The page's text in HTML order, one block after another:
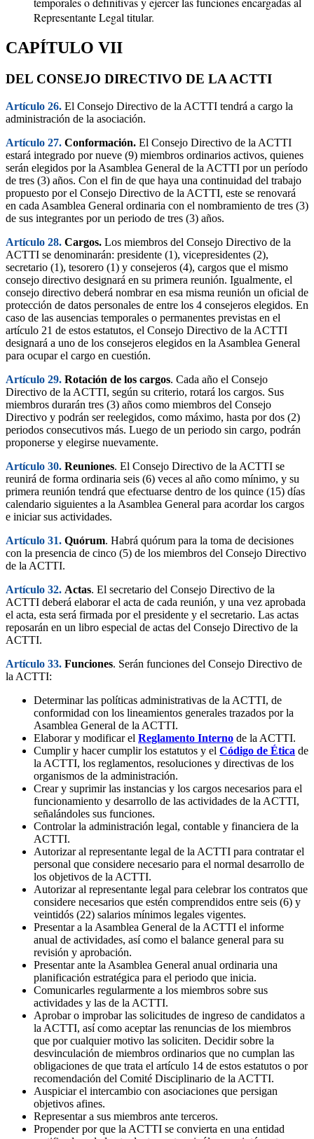
Representante Legal titular.
CAPÍTULO VII
DEL CONSEJO DIRECTIVO DE LA ACTTI
Artículo 26. El Consejo Directivo de la ACTTI tendrá a cargo la
administración de la asociación.
Artículo 27. Conformación. El Consejo Directivo de la ACTTI
estará integrado por nueve (9) miembros ordinarios activos, quienes
serán elegidos por la Asamblea General de la ACTTI por un período
de tres (3) años. Con el fin de que haya una continuidad del trabajo
propuesto por el Consejo Directivo de la ACTTI, este se renovará
en cada Asamblea General ordinaria con el nombramiento de tres (3)
de sus integrantes por un periodo de tres (3) años.
Artículo 28. Cargos. Los miembros del Consejo Directivo de la
ACTTI se denominarán: presidente (1), vicepresidentes (2),
secretario (1), tesorero (1) y consejeros (4), cargos que el mismo
consejo directivo designará en su primera reunión. Igualmente, el
consejo directivo deberá nombrar en esa misma reunión un oficial de
protección de datos personales de entre los 4 consejeros elegidos. En
caso de las ausencias temporales o permanentes previstas en el
artículo 21 de estos estatutos, el Consejo Directivo de la ACTTI
designará a uno de los consejeros elegidos en la Asamblea General
para ocupar el cargo en cuestión.
Artículo 29. Rotación de los cargos. Cada año el Consejo
Directivo de la ACTTI, según su criterio, rotará los cargos. Sus
miembros durarán tres (3) años como miembros del Consejo
Directivo y podrán ser reelegidos, como máximo, hasta por dos (2)
periodos consecutivos más. Luego de un periodo sin cargo, podrán
proponerse y elegirse nuevamente.
Artículo 30. Reuniones. El Consejo Directivo de la ACTTI se
reunirá de forma ordinaria seis (6) veces al año como mínimo, y su
primera reunión tendrá que efectuarse dentro de los quince (15) días
calendario siguientes a la Asamblea General para acordar los cargos
e iniciar sus actividades.
Artículo 31. Quórum. Habrá quórum para la toma de decisiones
con la presencia de cinco (5) de los miembros del Consejo Directivo
de la ACTTI.
Artículo 32. Actas. El secretario del Consejo Directivo de la
ACTTI deberá elaborar el acta de cada reunión, y una vez aprobada
el acta, esta será firmada por el presidente y el secretario. Las actas
reposarán en un libro especial de actas del Consejo Directivo de la
ACTTI.
Artículo 33. Funciones. Serán funciones del Consejo Directivo de
la ACTTI:
Determinar las políticas administrativas de la ACTTI, de
conformidad con los lineamientos generales trazados por la
Asamblea General de la ACTTI.
Elaborar y modificar el Reglamento Interno de la ACTTI.
Cumplir y hacer cumplir los estatutos y el Código de Ética de
la ACTTI, los reglamentos, resoluciones y directivas de los
organismos de la administración.
Crear y suprimir las instancias y los cargos necesarios para el
funcionamiento y desarrollo de las actividades de la ACTTI,
señalándoles sus funciones.
Controlar la administración legal, contable y financiera de la
ACTTI.
Autorizar al representante legal de la ACTTI para contratar el
personal que considere necesario para el normal desarrollo de
los objetivos de la ACTTI.
Autorizar al representante legal para celebrar los contratos que
considere necesarios que estén comprendidos entre seis (6) y
veintidós (22) salarios mínimos legales vigentes.
Presentar a la Asamblea General de la ACTTI el informe
anual de actividades, así como el balance general para su
revisión y aprobación.
Presentar ante la Asamblea General anual ordinaria una
planificación estratégica para el periodo que inicia.
Comunicarles regularmente a los miembros sobre sus
actividades y las de la ACTTI.
Aprobar o improbar las solicitudes de ingreso de candidatos a
la ACTTI, así como aceptar las renuncias de los miembros
que por cualquier motivo las soliciten. Decidir sobre la
desvinculación de miembros ordinarios que no cumplan las
obligaciones de que trata el artículo 14 de estos estatutos o por
recomendación del Comité Disciplinario de la ACTTI.
Auspiciar el intercambio con asociaciones que persigan
objetivos afines.
Representar a sus miembros ante terceros.
Propender por que la ACTTI se convierta en una entidad